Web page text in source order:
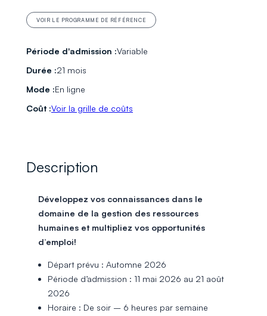
VOIR LE PROGRAMME DE RÉFÉRENCE
Période d'admission :Variable
Durée :21 mois
Mode :En ligne
Coût :Voir la grille de coûts
Description
Développez vos connaissances dans le
domaine de la gestion des ressources
humaines et multipliez vos opportunités
d’emploi!
Départ prévu : Automne 2026
Période d’admission : 11 mai 2026 au 21 août
2026
Horaire : De soir – 6 heures par semaine